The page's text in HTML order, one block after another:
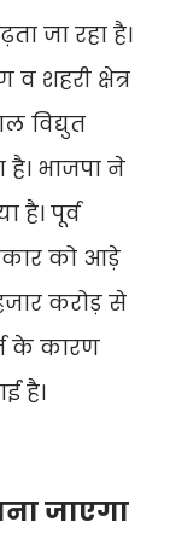
जा रहा है।
शहरी क्षेत्र
विद्युत
है। भाजपा ने
है। पूर्व
को आड़े
करोड़ से
के कारण
है।
जाएगा